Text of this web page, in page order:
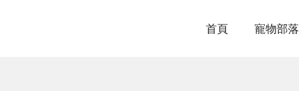
首頁 寵物部落